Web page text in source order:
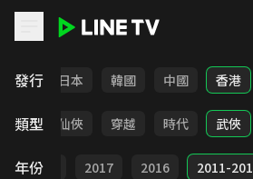
發行
台灣 日本 韓國 中國 香港
類型
療癒 仙俠 穿越 時代 武俠
年份
2018 2017 2016 2011-